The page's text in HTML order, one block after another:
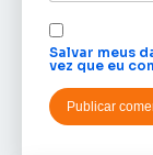
Salvar meus
vez que eu